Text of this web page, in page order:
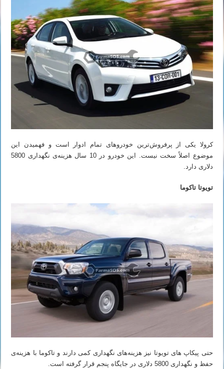
کرولا یکی از پرفروش‌ترین خودروهای تمام ادوار است و فهمیدن این
موضوع اصلاً سخت نیست. این خودرو در 10 سال هزینه‌ی نگهداری 5800
دلاری دارد.
تویوتا تاکوما
حتی پیکاپ های تویوتا نیز هزینه‌های نگهداری کمی دارند و تاکوما با هزینه‌ی
حفظ و نگهداری 5800 دلاری در جایگاه پنجم قرار گرفته است.